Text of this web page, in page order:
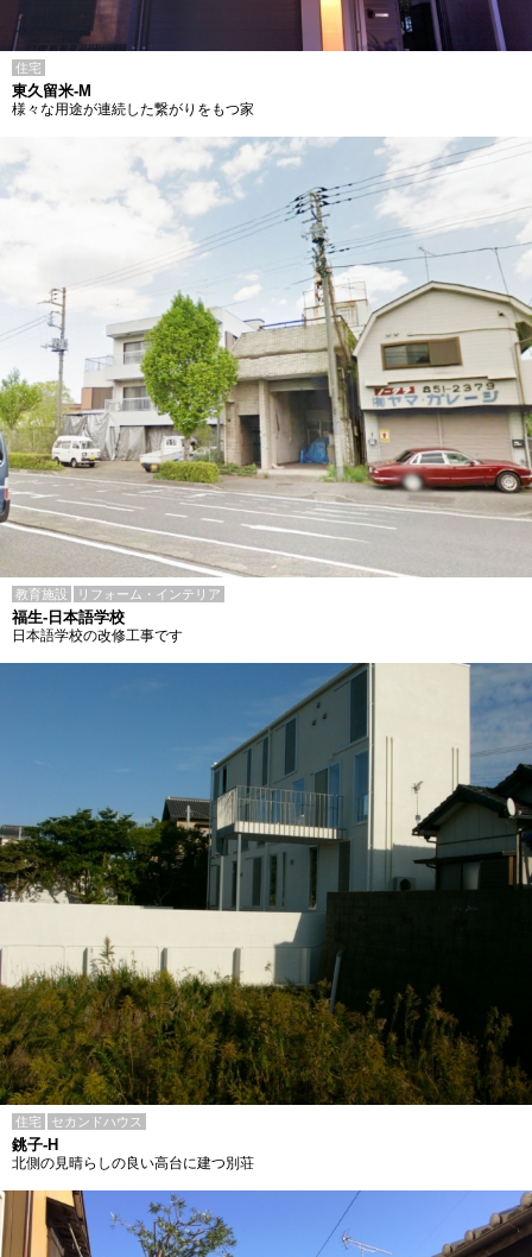
住宅
東久留米-M
様々な用途が連続した繋がりをもつ家
教育施設 リフォーム・インテリア
福生-日本語学校
日本語学校の改修工事です
住宅 セカンドハウス
銚子-H
北側の見晴らしの良い高台に建つ別荘